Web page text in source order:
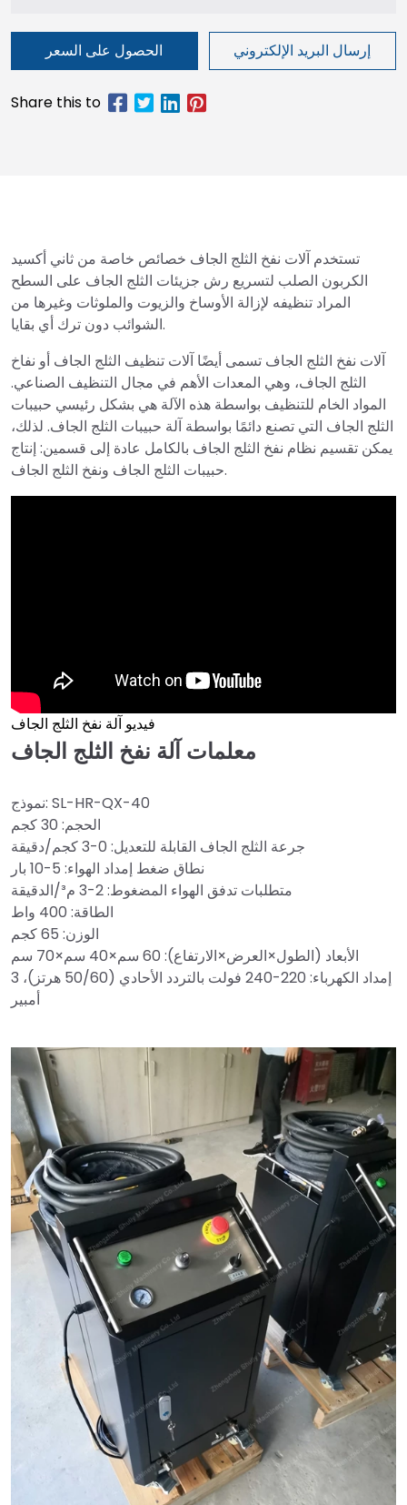
الحصول على السعر إرسال البريد الإلكتروني
تستخدم آلات نفخ الثلج الجاف خصائص خاصة من ثاني أكسيد
الكربون الصلب لتسريع رش جزيئات الثلج الجاف على السطح
المراد تنظيفه لإزالة الأوساخ والزيوت والملوثات وغيرها من
الشوائب دون ترك أي بقايا.
آلات نفخ الثلج الجاف تسمى أيضًا آلات تنظيف الثلج الجاف أو نفاخ
الثلج الجاف، وهي المعدات الأهم في مجال التنظيف الصناعي.
المواد الخام للتنظيف بواسطة هذه الآلة هي بشكل رئيسي حبيبات
الثلج الجاف التي تصنع دائمًا بواسطة آلة حبيبات الثلج الجاف. لذلك،
يمكن تقسيم نظام نفخ الثلج الجاف بالكامل عادة إلى قسمين: إنتاج
حبيبات الثلج الجاف ونفخ الثلج الجاف.
فيديو آلة نفخ الثلج الجاف
معلمات آلة نفخ الثلج الجاف
نموذج: SL-HR-QX-40
الحجم: 30 كجم
جرعة الثلج الجاف القابلة للتعديل: 0-3 كجم/دقيقة
نطاق ضغط إمداد الهواء: 5-10 بار
متطلبات تدفق الهواء المضغوط: 2-3 م³/الدقيقة
الطاقة: 400 واط
الوزن: 65 كجم
الأبعاد (الطول×العرض×الارتفاع): 60 سم×40 سم×70 سم
إمداد الكهرباء: 220-240 فولت بالتردد الأحادي (50/60 هرتز)، 3
أمبير